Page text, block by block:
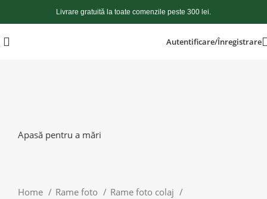
Livrare gratuită la toate comenzile peste 300 lei.
Autentificare/Înregistrare
Apasă pentru a mări
Home Rame foto
Rame foto colaj